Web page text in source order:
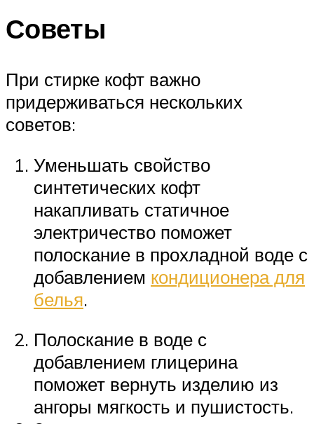
Советы
При стирке кофт важно
придерживаться нескольких
советов:
Уменьшать свойство
синтетических кофт
накапливать статичное
электричество поможет
полоскание в прохладной воде с
добавлением кондиционера для
белья.
Полоскание в воде с
добавлением глицерина
поможет вернуть изделию из
ангоры мягкость и пушистость.